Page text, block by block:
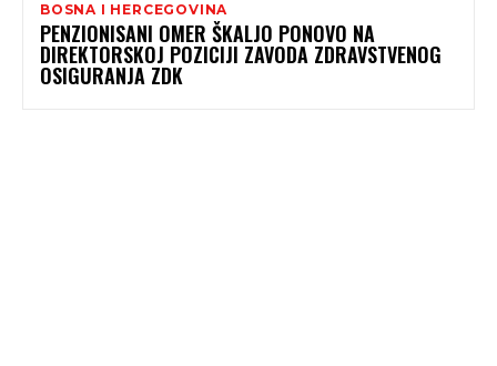
BOSNA I HERCEGOVINA
PENZIONISANI OMER ŠKALJO PONOVO NA
DIREKTORSKOJ POZICIJI ZAVODA ZDRAVSTVENOG
OSIGURANJA ZDK